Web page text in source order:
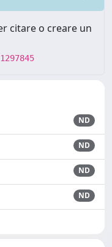
citare o creare un
ND
ND
ND
ND